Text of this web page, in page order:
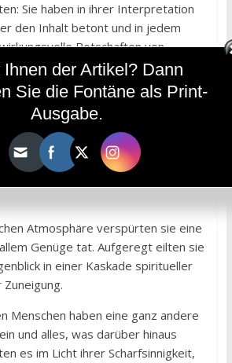
Sie haben in ihrer Interpretation
den Inhalt betont und in jedem
Botschaften von
Manifestationswellenlänge
diese spirituelle Reise und diese
in Abhängigkeit vom Allmächtigen
verwandelten sie außerdem
die sie erlangten, in
und je größer ihr Wissensstand
Atmosphäre verspürten sie eine
Genüge tat. Aufgeregt eilten sie
in einer Kaskade spiritueller
Menschen haben eine ganz andere
und alles, was darüber hinaus
es im Licht ihrer Scharfsinnigkeit,
Ihnen der Artikel? Dann
Sie die Fontäne als Print-
Ausgabe.